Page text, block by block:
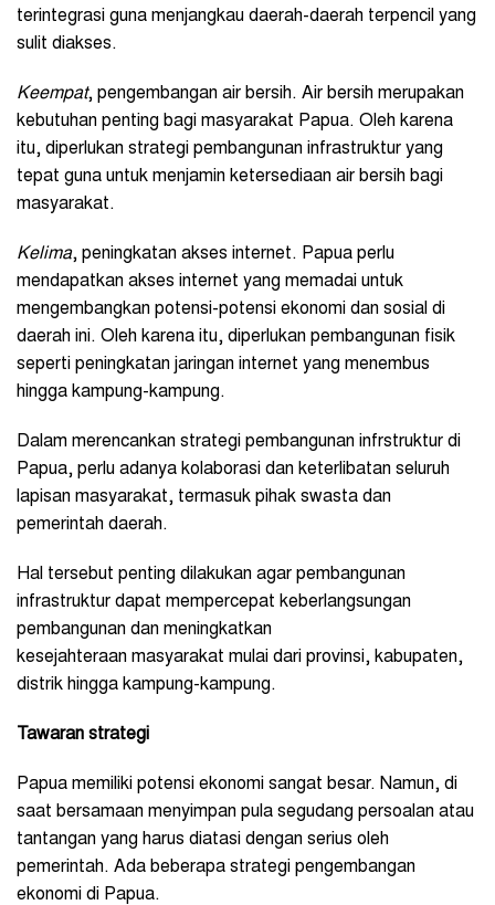
terintegrasi guna menjangkau daerah-daerah terpencil yang
sulit diakses.
Keempat, pengembangan air bersih. Air bersih merupakan
kebutuhan penting bagi masyarakat Papua. Oleh karena
itu, diperlukan strategi pembangunan infrastruktur yang
tepat guna untuk menjamin ketersediaan air bersih bagi
masyarakat.
Kelima, peningkatan akses internet. Papua perlu
mendapatkan akses internet yang memadai untuk
mengembangkan potensi-potensi ekonomi dan sosial di
daerah ini. Oleh karena itu, diperlukan pembangunan fisik
seperti peningkatan jaringan internet yang menembus
hingga kampung-kampung.
Dalam merencankan strategi pembangunan infrstruktur di
Papua, perlu adanya kolaborasi dan keterlibatan seluruh
lapisan masyarakat, termasuk pihak swasta dan
pemerintah daerah.
Hal tersebut penting dilakukan agar pembangunan
infrastruktur dapat mempercepat keberlangsungan
pembangunan dan meningkatkan
kesejahteraan masyarakat mulai dari provinsi, kabupaten,
distrik hingga kampung-kampung.
Tawaran strategi
Papua memiliki potensi ekonomi sangat besar. Namun, di
saat bersamaan menyimpan pula segudang persoalan atau
tantangan yang harus diatasi dengan serius oleh
pemerintah. Ada beberapa strategi pengembangan
ekonomi di Papua.